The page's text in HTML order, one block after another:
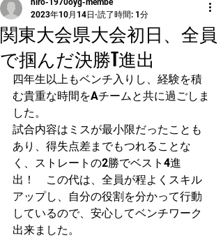
関東大会県大会初日、全員
で掴んだ決勝T進出
hiro-1970oyg-membe
2023年10月14日 読了時間: 1分
四年生以上もベンチ入りし、経験を積
む貴重な時間をAチームと共に過ごしま
した。
試合内容はミスが最小限だったことも
あり、得失点差までもつれることな
く、ストレートの2勝でベスト4進
出！　この代は、全員が程よくスキル
アップし、自分の役割を分かって行動
しているので、安心してベンチワーク
出来ました。